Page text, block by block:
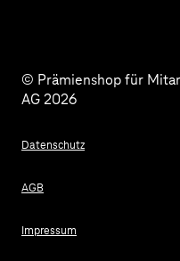
© Prämienshop für
AG 2026
Datenschutz
AGB
Impressum